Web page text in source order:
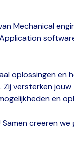
Mechanical
oplossingen en
versterken
en
creëren